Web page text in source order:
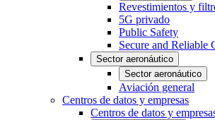
Revestimientos y
5G privado
Public Safety
Secure and Reliable
Sector aeronáutico
Sector aeronáutico
Aviación general
Centros de datos y empresas
Centros de datos y